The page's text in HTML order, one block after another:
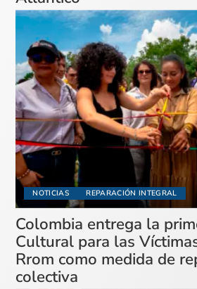
NOTICIAS REPARACIÓN INTEGRAL
Colombia entrega la
Cultural para las
Rrom como medida de
colectiva